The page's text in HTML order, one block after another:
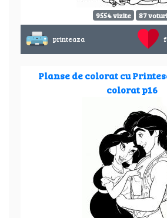
9554 vizite 87 voturi
printeaza
Planse de colorat cu
colorat p16